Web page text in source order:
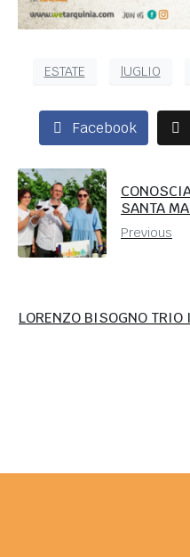
ESTATE lUGLIO
Facebook
SANTA
Previous
LORENZO BISOGNO TRIO